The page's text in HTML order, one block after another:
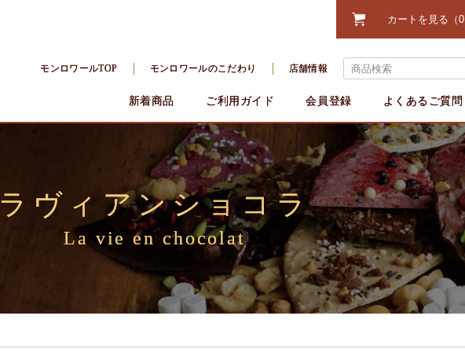
カートを見る 0
モンロワールTOP モンロワールのこだわり 店舗情報
新着商品 ご利用ガイド 会員登録 よくあるご質問
ラヴィアンショコラ
La vie en chocolat